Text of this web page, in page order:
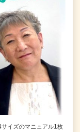
イズのマニュアル1枚